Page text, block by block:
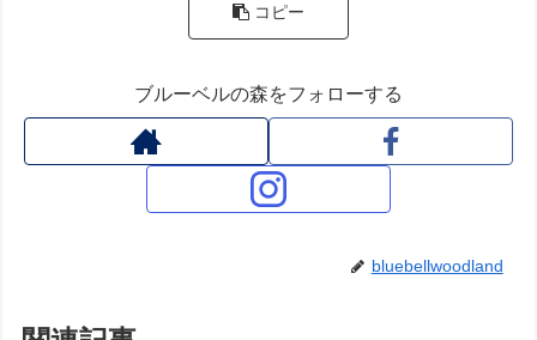
コピー
ブルーベルの森をフォローする
bluebellwoodland